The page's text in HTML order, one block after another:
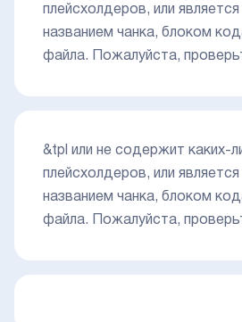
плейсхолдеров, или
названием чанка, блоком
файла. Пожалуйста,
&tpl или не содержит каких-
плейсхолдеров, или
названием чанка, блоком
файла. Пожалуйста,